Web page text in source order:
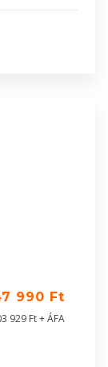
990 Ft
929 Ft + ÁFA